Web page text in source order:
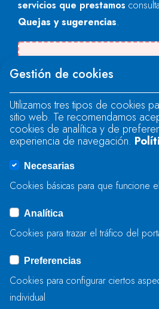
servicios que prestamos
Quejas y sugerencias.
"text".
Se produjo un error al
"text".
Se produjo un error al
ENVIAR
Gestión de cookies
Utilizamos tres tipos de cookies
sitio web. Te recomendamos
cookies de analítica y de
experiencia de navegación.
Necesarias
Cookies básicas para que funcione
Analítica
Cookies para trazar el tráfico del
Preferencias
Cookies para configurar ciertos
individual